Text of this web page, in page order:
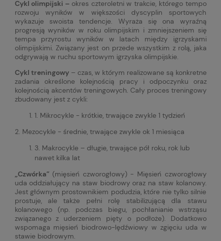
Cykl olimpijski – okres czteroletni w trakcie, którego tempo
rozwoju wyników w większości dyscyplin sportowych
wykazuje swoista tendencje. Wyraża się ona wyraźną
progresją wyników w roku olimpijskim i zmniejszeniem się
tempa przyrostu wyników w latach między igrzyskami
olimpijskimi. Związany jest on przede wszystkim z rolą, jaka
odgrywają w ruchu sportowym igrzyska olimpijskie.
Cykl treningowy– czas, w którym realizowane są konkretne
zadania określone kolejnością pracy i odpoczynku oraz
kolejnością akcentów treningowych. Cały proces treningowy
zbudowany jest z cykli:
1. Mikrocykle - krótkie, trwające zwykle 1 tydzień
2. Mezocykle - średnie, trwające zwykle ok 1 miesiąca
3. Makrocykle – długie, trwające pół roku, rok lub
nawet kilka lat
„Czwórka”(mięsień czworogłowy) - Mięsień czworogłowy
uda oddziałujący na staw biodrowy oraz na staw kolanowy.
Jest głównym prostownikiem podudzia, które nie tylko silnie
prostuje, ale także pełni rolę stabilizującą dla stawu
kolanowego (np. podczas biegu, pochłanianie wstrząsu
związanego z uderzeniem pięty o podłoże). Dodatkowo
wspomaga mięsień biodrowo-lędźwiowy w zgięciu uda w
stawie biodrowym.